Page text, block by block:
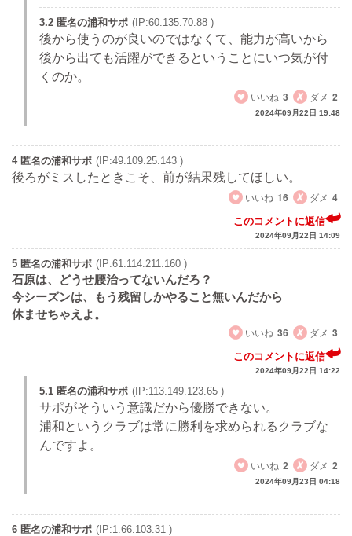
3.2 匿名の浦和サポ (IP:60.135.70.88 )
後から使うのが良いのではなくて、能力が高いから
後から出ても活躍ができるということにいつ気が付
くのか。
いいね 3 ダメ 2
2024年09月22日 19:48
4 匿名の浦和サポ (IP:49.109.25.143 )
後ろがミスしたときこそ、前が結果残してほしい。
いいね 16 ダメ 4
このコメントに返信
2024年09月22日 14:09
5 匿名の浦和サポ (IP:61.114.211.160 )
石原は、どうせ腰治ってないんだろ？
今シーズンは、もう残留しかやること無いんだから
休ませちゃえよ。
いいね 36 ダメ 3
このコメントに返信
2024年09月22日 14:22
5.1 匿名の浦和サポ (IP:113.149.123.65 )
サポがそういう意識だから優勝できない。
浦和というクラブは常に勝利を求められるクラブな
んですよ。
いいね 2 ダメ 2
2024年09月23日 04:18
6 匿名の浦和サポ (IP:1.66.103.31 )